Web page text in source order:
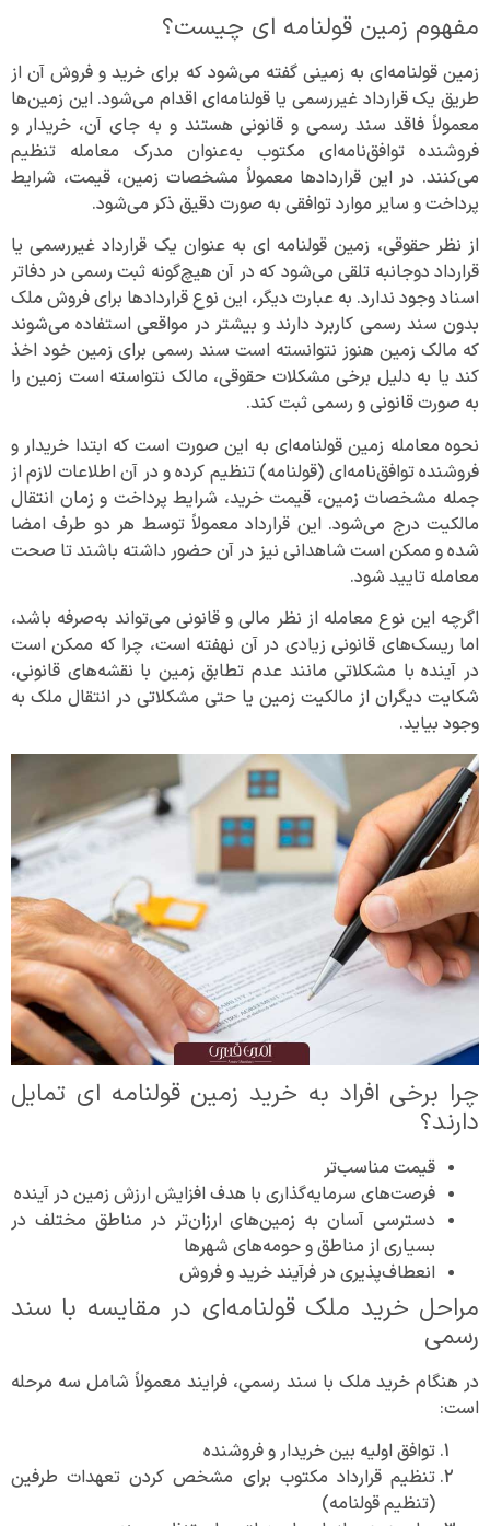
مفهوم زمین قولنامه‌ ای چیست؟
زمین قولنامه‌ای به زمینی گفته می‌شود که برای خرید و فروش آن از
طریق یک قرارداد غیررسمی یا قولنامه‌ای اقدام می‌شود. این زمین‌ها
معمولاً فاقد سند رسمی و قانونی هستند و به جای آن، خریدار و
فروشنده توافق‌نامه‌ای مکتوب به‌عنوان مدرک معامله تنظیم
می‌کنند. در این قراردادها معمولاً مشخصات زمین، قیمت، شرایط
پرداخت و سایر موارد توافقی به صورت دقیق ذکر می‌شود.
از نظر حقوقی، زمین قولنامه‌ ای به عنوان یک قرارداد غیررسمی یا
قرارداد دوجانبه تلقی می‌شود که در آن هیچ‌گونه ثبت رسمی در دفاتر
اسناد وجود ندارد. به عبارت دیگر، این نوع قراردادها برای فروش ملک
بدون سند رسمی کاربرد دارند و بیشتر در مواقعی استفاده می‌شوند
که مالک زمین هنوز نتوانسته است سند رسمی برای زمین خود اخذ
کند یا به دلیل برخی مشکلات حقوقی، مالک نتواسته است زمین را
به صورت قانونی و رسمی ثبت کند.
نحوه معامله زمین قولنامه‌ای به این صورت است که ابتدا خریدار و
فروشنده توافق‌نامه‌ای (قولنامه) تنظیم کرده و در آن اطلاعات لازم از
جمله مشخصات زمین، قیمت خرید، شرایط پرداخت و زمان انتقال
مالکیت درج می‌شود. این قرارداد معمولاً توسط هر دو طرف امضا
شده و ممکن است شاهدانی نیز در آن حضور داشته باشند تا صحت
معامله تایید شود.
اگرچه این نوع معامله از نظر مالی و قانونی می‌تواند به‌صرفه باشد،
اما ریسک‌های قانونی زیادی در آن نهفته است، چرا که ممکن است
در آینده با مشکلاتی مانند عدم تطابق زمین با نقشه‌های قانونی،
شکایت دیگران از مالکیت زمین یا حتی مشکلاتی در انتقال ملک به
وجود بیاید.
چرا برخی افراد به خرید زمین قولنامه‌ ای تمایل
دارند؟
قیمت مناسب‌تر
فرصت‌های سرمایه‌گذاری با هدف افزایش ارزش زمین در آینده
دسترسی آسان به زمین‌های ارزان‌تر در مناطق مختلف در
بسیاری از مناطق و حومه‌های شهرها
انعطاف‌پذیری در فرآیند خرید و فروش
مراحل خرید ملک قولنامه‌ای در مقایسه با سند
رسمی
در هنگام خرید ملک با سند رسمی، فرایند معمولاً شامل سه مرحله
است:
توافق اولیه بین خریدار و فروشنده
تنظیم قرارداد مکتوب برای مشخص کردن تعهدات طرفین
(تنظیم قولنامه)